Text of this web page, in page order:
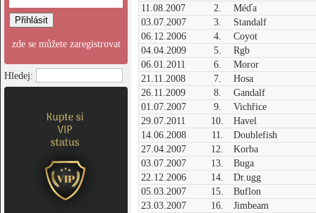
zde se můžete zaregistrovat
Hledej:
11.08.2007
2.
Méďa
03.07.2007
3.
Standalf
06.12.2006
4.
Coyot
04.04.2009
5.
Rgb
06.01.2011
6.
Moror
21.11.2008
7.
Hosa
26.11.2009
8.
Gandalf
01.07.2007
9.
Vichřice
29.07.2011
10.
Havel
14.06.2008
11.
Doublefish
27.04.2007
12.
Korba
03.07.2007
13.
Buga
22.12.2006
14.
Dr.ugg
05.03.2007
15.
Buflon
23.03.2007
16.
Jimbeam